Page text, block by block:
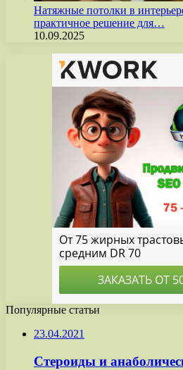
Натяжные потолки в
практичное решение для…
10.09.2025
Популярные статьи
23.04.2021
Стероиды и